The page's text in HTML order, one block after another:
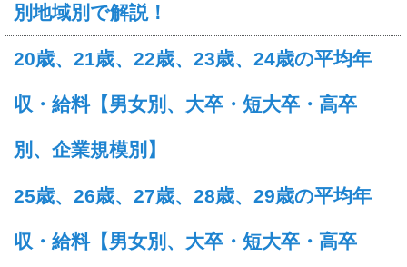
別地域別で解説！
20歳、21歳、22歳、23歳、24歳の平均年
収・給料【男女別、大卒・短大卒・高卒
別、企業規模別】
25歳、26歳、27歳、28歳、29歳の平均年
収・給料【男女別、大卒・短大卒・高卒